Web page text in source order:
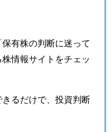
有株の判断に迷って
情報サイトをチェッ
るだけで、投資判断